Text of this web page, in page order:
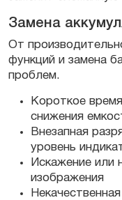
Замена
От
функций и замена
проблем.
Короткое
снижения
Внезапная
уровень
Искажение или
изображения